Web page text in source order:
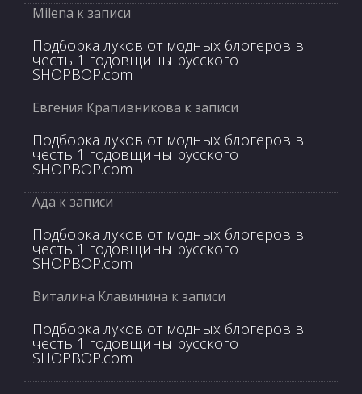
Milena к записи
Подборка луков от модных блогеров в
честь 1 годовщины русского
SHOPBOP.com
Евгения Крапивникова к записи
Подборка луков от модных блогеров в
честь 1 годовщины русского
SHOPBOP.com
Ада к записи
Подборка луков от модных блогеров в
честь 1 годовщины русского
SHOPBOP.com
Виталина Клавинина к записи
Подборка луков от модных блогеров в
честь 1 годовщины русского
SHOPBOP.com